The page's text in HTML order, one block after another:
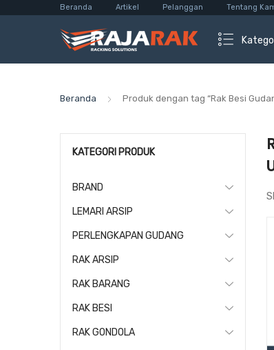
Beranda Artikel Pelanggan Tentang
Beranda Produk dengan tag “Rak Besi
KATEGORI PRODUK
BRAND
LEMARI ARSIP
PERLENGKAPAN GUDANG
RAK ARSIP
RAK BARANG
RAK BESI
RAK GONDOLA